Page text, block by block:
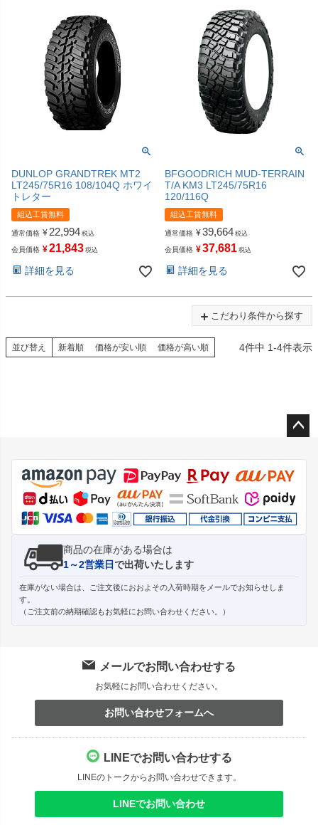
DUNLOP GRANDTREK MT2
LT245/75R16 108/104Q ホワイ
トレター
組込工賃無料
通常価格 ¥ 22,994 税込
会員価格 ¥21,843 税込
詳細を見る
BFGOODRICH MUD-TERRAIN
T/A KM3 LT245/75R16
120/116Q
組込工賃無料
通常価格 ¥39,664 税込
会員価格 ¥37,681 税込
詳細を見る
こだわり条件から探す
並び替え 新着順 価格が安い順 価格が高い順 4件中 1-4件表示
ジト
ップ
へ
商品の在庫がある場合は
1～2営業日で出荷いたします
在庫がない場合は、ご注文後におおよその入荷時期をメールでお知らせしま
す。
（ご注文前の納期確認もお気軽にお問い合わせください。）
メールでお問い合わせする
お気軽にお問い合わせください。
お問い合わせフォームへ
LINEでお問い合わせする
LINEのトークからお問い合わせできます。
LINEでお問い合わせ